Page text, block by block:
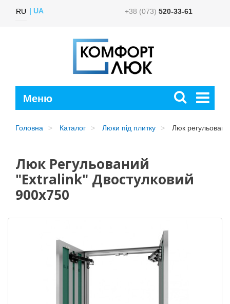
RU UA +38 (073) 520-33-61
Головна Каталог Люки під плитку Люк
Люк Регульований
"Extralink" Двостулковий
900x750